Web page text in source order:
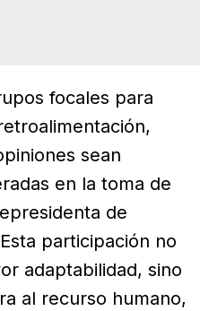
focales para
sean
en la toma de
de
participación no
adaptabilidad, sino
al recurso humano,